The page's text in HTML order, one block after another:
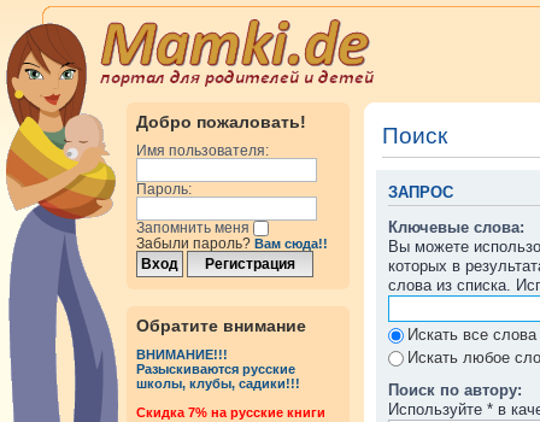
Добро пожаловать!
Имя пользователя:
Пароль:
Запомнить меня
Забыли пароль? Вам сюда!!
Обратите внимание
ВНИМАНИЕ!!!
Разыскиваются русские
школы, клубы, садики!!!
Cкидка 7% на русские книги
Поиск
ЗАПРОС
Ключевые слова:
Вы можете
которых в
слова из списка.
Искать все слова
Искать любое
Поиск по автору:
Используйте * в